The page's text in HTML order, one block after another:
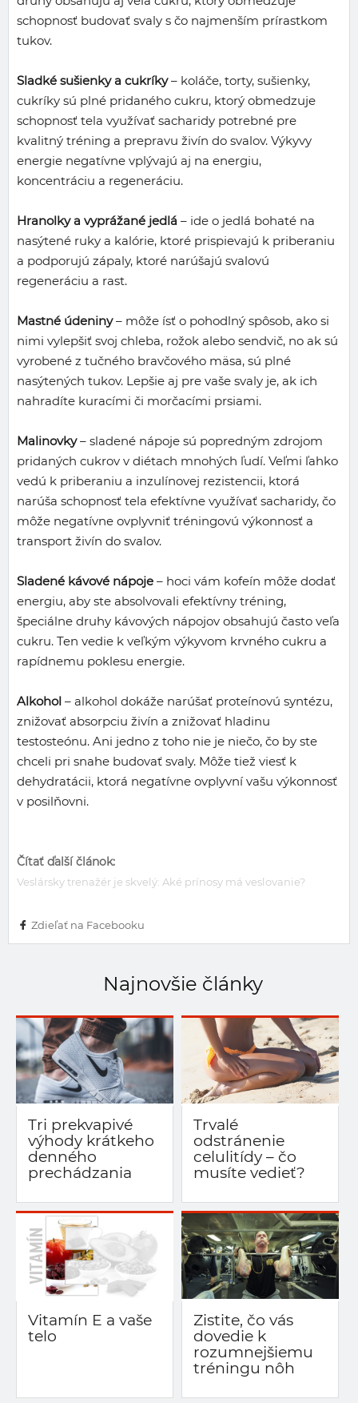
schopnosť budovať svaly s čo najmenším prírastkom
tukov.
Sladké sušienky a cukríky– koláče, torty, sušienky,
cukríky sú plné pridaného cukru, ktorý obmedzuje
schopnosť tela využívať sacharidy potrebné pre
kvalitný tréning a prepravu živín do svalov. Výkyvy
energie negatívne vplývajú aj na energiu,
koncentráciu a regeneráciu.
Hranolky a vyprážané jedlá – ide o jedlá bohaté na
nasýtené ruky a kalórie, ktoré prispievajú k priberaniu
a podporujú zápaly, ktoré narúšajú svalovú
regeneráciu a rast.
Mastné údeniny– môže ísť o pohodlný spôsob, ako si
nimi vylepšiť svoj chleba, rožok alebo sendvič, no ak sú
vyrobené z tučného bravčového mäsa, sú plné
nasýtených tukov. Lepšie aj pre vaše svaly je, ak ich
nahradíte kuracími či morčacími prsiami.
Malinovky– sladené nápoje sú popredným zdrojom
pridaných cukrov v diétach mnohých ľudí. Veľmi ľahko
vedú k priberaniu a inzulínovej rezistencii, ktorá
narúša schopnosť tela efektívne využívať sacharidy, čo
môže negatívne ovplyvniť tréningovú výkonnosť a
transport živín do svalov.
Sladené kávové nápoje – hoci vám kofeín môže dodať
energiu, aby ste absolvovali efektívny tréning,
špeciálne druhy kávových nápojov obsahujú často veľa
cukru. Ten vedie k veľkým výkyvom krvného cukru a
rapídnemu poklesu energie.
Alkohol – alkohol dokáže narúšať proteínovú syntézu,
znižovať absorpciu živín a znižovať hladinu
testosteónu. Ani jedno z toho nie je niečo, čo by ste
chceli pri snahe budovať svaly. Môže tiež viesť k
dehydratácii, ktorá negatívne ovplyvní vašu výkonnosť
v posilňovni.
Čítať ďalší článok:
Veslársky trenažér je skvelý: Aké prínosy má veslovanie?
Zdieľať na Facebooku
Najnovšie články
Tri prekvapivé
výhody krátkeho
denného
prechádzania
Trvalé
odstránenie
celulitídy – čo
musíte vedieť?
Vitamín E a vaše
telo
Zistite, čo vás
dovedie k
rozumnejšiemu
tréningu nôh